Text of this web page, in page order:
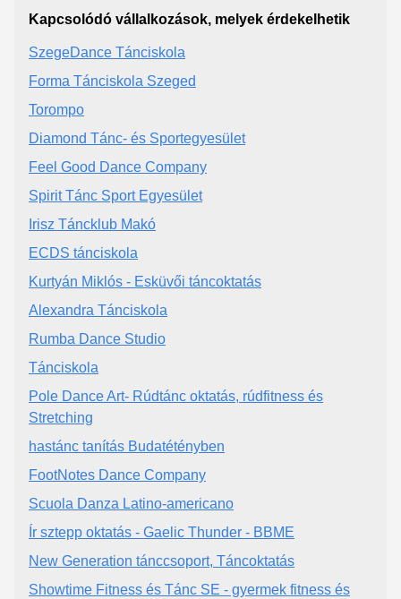
Kapcsolódó vállalkozások, melyek érdekelhetik
SzegeDance Tánciskola
Forma Tánciskola Szeged
Torompo
Diamond Tánc- és Sportegyesület
Feel Good Dance Company
Spirit Tánc Sport Egyesület
Irisz Táncklub Makó
ECDS tánciskola
Kurtyán Miklós - Esküvői táncoktatás
Alexandra Tánciskola
Rumba Dance Studio
Tánciskola
Pole Dance Art- Rúdtánc oktatás, rúdfitness és
Stretching
hastánc tanítás Budatétényben
FootNotes Dance Company
Scuola Danza Latino-americano
Ír sztepp oktatás - Gaelic Thunder - BBME
New Generation tánccsoport, Táncoktatás
Showtime Fitness és Tánc SE - gyermek fitness és